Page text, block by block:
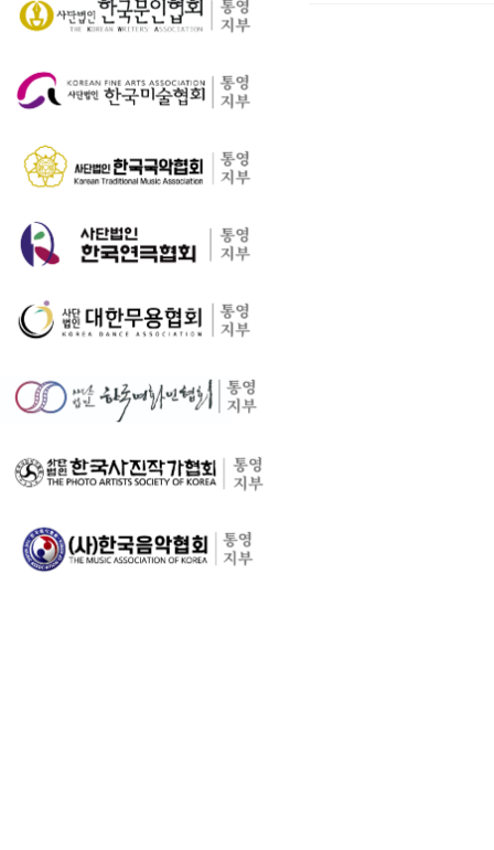
의 역사·문화·미식·야간
관광 자원을 연계한 다
운영하고, 통영 …